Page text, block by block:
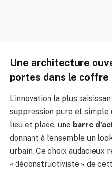
Une architecture
portes dans le coffre
L’innovation la plus
suppression pure et simple
lieu et place, une barre
donnant à l’ensemble un
urbain. Ce choix audacieux
« déconstructiviste » de